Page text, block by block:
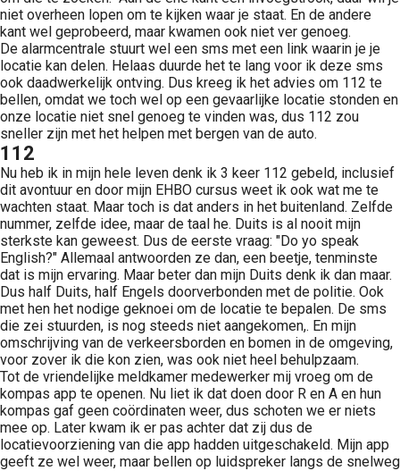
niet overheen lopen om te kijken waar je staat. En de andere
kant wel geprobeerd, maar kwamen ook niet ver genoeg.
De alarmcentrale stuurt wel een sms met een link waarin je je
locatie kan delen. Helaas duurde het te lang voor ik deze sms
ook daadwerkelijk ontving. Dus kreeg ik het advies om 112 te
bellen, omdat we toch wel op een gevaarlijke locatie stonden en
onze locatie niet snel genoeg te vinden was, dus 112 zou
sneller zijn met het helpen met bergen van de auto.
112
Nu heb ik in mijn hele leven denk ik 3 keer 112 gebeld, inclusief
dit avontuur en door mijn EHBO cursus weet ik ook wat me te
wachten staat. Maar toch is dat anders in het buitenland. Zelfde
nummer, zelfde idee, maar de taal he. Duits is al nooit mijn
sterkste kan geweest. Dus de eerste vraag: "Do yo speak
English?" Allemaal antwoorden ze dan, een beetje, tenminste
dat is mijn ervaring. Maar beter dan mijn Duits denk ik dan maar.
Dus half Duits, half Engels doorverbonden met de politie. Ook
met hen het nodige geknoei om de locatie te bepalen. De sms
die zei stuurden, is nog steeds niet aangekomen,. En mijn
omschrijving van de verkeersborden en bomen in de omgeving,
voor zover ik die kon zien, was ook niet heel behulpzaam.
Tot de vriendelijke meldkamer medewerker mij vroeg om de
kompas app te openen. Nu liet ik dat doen door R en A en hun
kompas gaf geen coördinaten weer, dus schoten we er niets
mee op. Later kwam ik er pas achter dat zij dus de
locatievoorziening van die app hadden uitgeschakeld. Mijn app
geeft ze wel weer, maar bellen op luidspreker langs de snelweg